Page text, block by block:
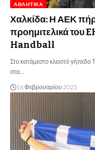
ΑΘΛΗΤΙΚΆ
Χαλκίδα: Η ΑΕΚ
προημιτελικά του
Handball
Στο κατάμεστο κλειστό
στα…
16 Φεβρουαρίου 2025